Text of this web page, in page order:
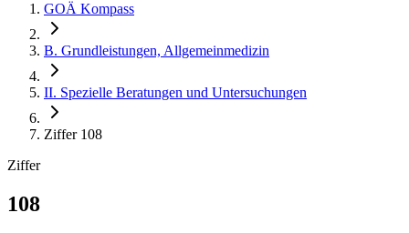
GOÄ Kompass
B. Grundleistungen, Allgemeinmedizin
II. Spezielle Beratungen und Untersuchungen
Ziffer 108
Ziffer
108